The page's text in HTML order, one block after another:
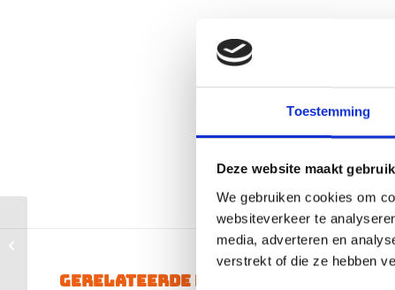
Toestemming
Deze website maakt
We gebruiken cookies om
websiteverkeer te
media, adverteren en
verstrekt of die ze hebben
Gerelateerde producten